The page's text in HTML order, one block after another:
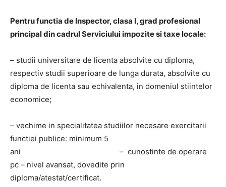
Pentru functia de Inspector, clasa I, grad profesional
principal din cadrul Serviciului impozite si taxe locale:
– studii universitare de licenta absolvite cu diploma,
respectiv studii superioare de lunga durata, absolvite cu
diploma de licenta sau echivalenta, in domeniul stiintelor
economice;
– vechime in specialitatea studiilor necesare exercitarii
functiei publice: minimum 5
ani – cunostinte de operare
pc – nivel avansat, dovedite prin
diploma/atestat/certificat.